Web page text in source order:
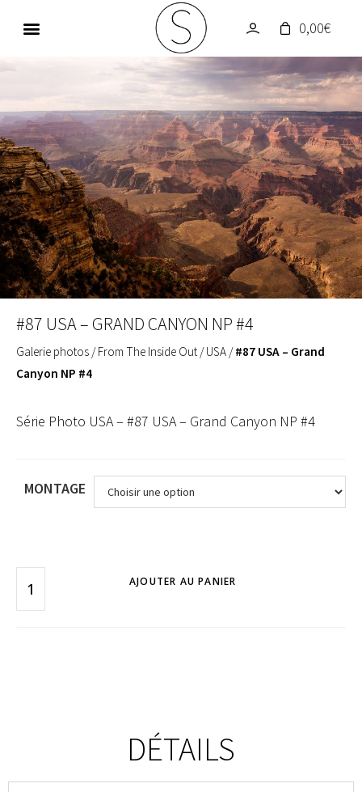
0,00€
#87 USA – GRAND CANYON NP #4
Galerie photos /From The Inside Out /USA /#87 USA – Grand
Canyon NP #4
Série Photo USA – #87 USA – Grand Canyon NP #4
MONTAGE
AJOUTER AU PANIER
DÉTAILS